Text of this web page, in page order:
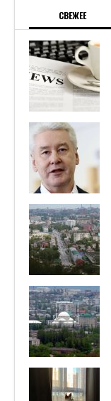
СВЕЖЕЕ